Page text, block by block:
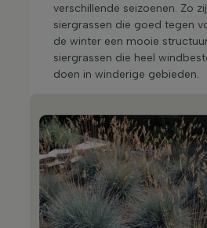
verschillende seizoenen. Zo
siergrassen die goed tegen
de winter een mooie
siergrassen die heel
doen in winderige gebieden.